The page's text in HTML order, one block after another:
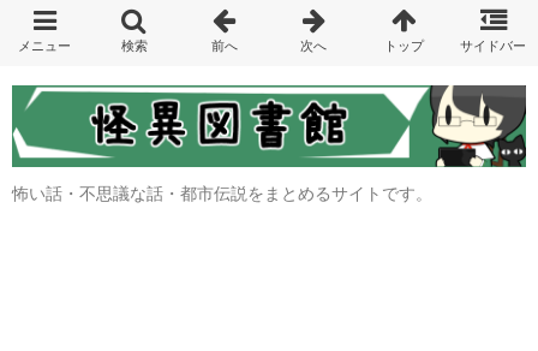
怖い話・不思議な話・都市伝説をまとめるサイトです。